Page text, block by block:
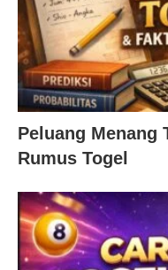
Peluang Menang
Rumus Togel